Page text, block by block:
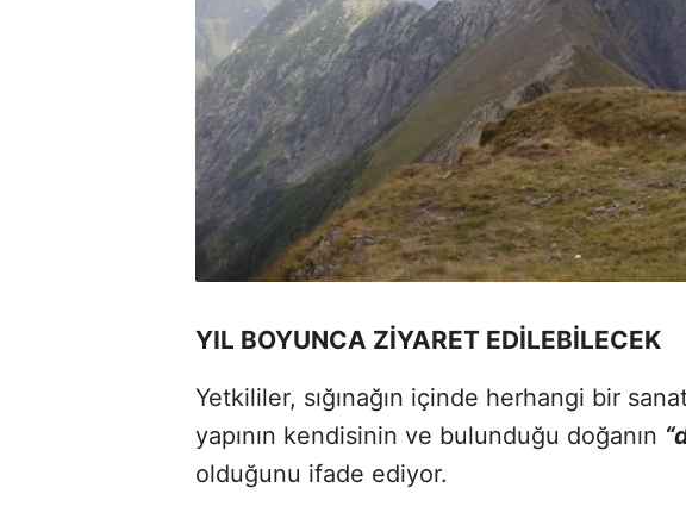
YIL BOYUNCA ZİYARET EDİLEBİLECEK
Yetkililer, sığınağın içinde herhangi bir
yapının kendisinin ve bulunduğu doğanın
olduğunu ifade ediyor.